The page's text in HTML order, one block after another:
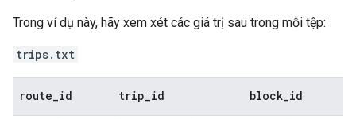
Trong ví dụ này, hãy xem xét các giá trị sau trong mỗi tệp:
trips.txt
route id trip id block id